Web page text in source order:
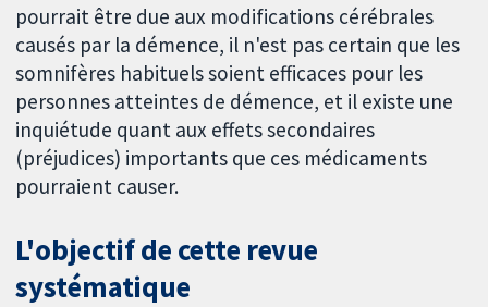
pourrait être due aux modifications cérébrales
causés par la démence, il n'est pas certain que les
somnifères habituels soient efficaces pour les
personnes atteintes de démence, et il existe une
inquiétude quant aux effets secondaires
(préjudices) importants que ces médicaments
pourraient causer.
L'objectif de cette revue
systématique